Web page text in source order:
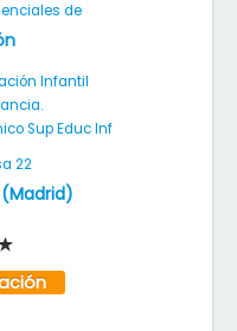
de
Infantil
Sup Educ Inf
22
(Madrid)